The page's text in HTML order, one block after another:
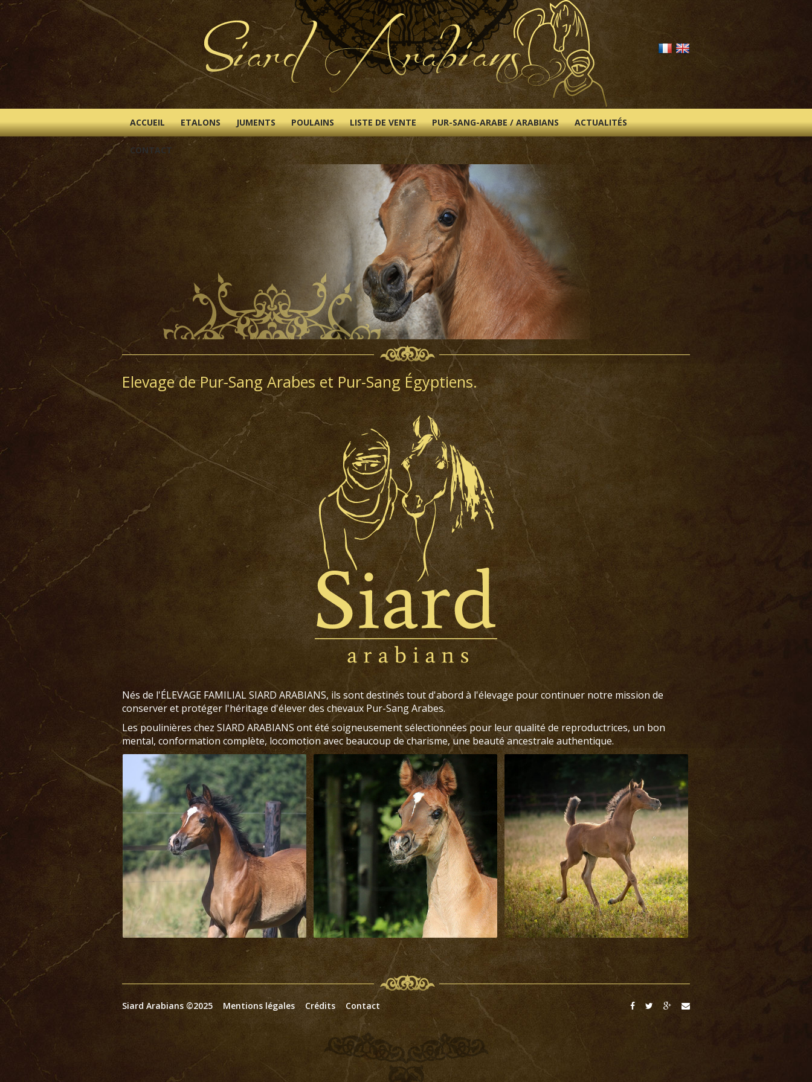
ACCUEIL ETALONS JUMENTS POULAINS LISTE DE VENTE PUR-SANG-ARABE / ARABIANS ACTUALITÉS
CONTACT
Elevage de Pur-Sang Arabes et Pur-Sang Égyptiens.
Nés de l'ÉLEVAGE FAMILIAL SIARD ARABIANS, ils sont destinés tout d'abord à l'élevage pour continuer notre mission de
conserver et protéger l'héritage d'élever des chevaux Pur-Sang Arabes.
Les poulinières chez SIARD ARABIANS ont été soigneusement sélectionnées pour leur qualité de reproductrices, un bon
mental, conformation complète, locomotion avec beaucoup de charisme, une beauté ancestrale authentique.
Siard Arabians ©2025 Mentions légales Crédits Contact